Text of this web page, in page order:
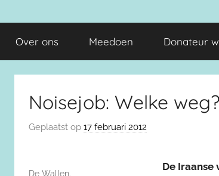
Doorbraak.eu
Over ons Meedoen Donateur
Noisejob: Welke weg?
Geplaatst op 17 februari 2012
De Wallen.
De Iraanse